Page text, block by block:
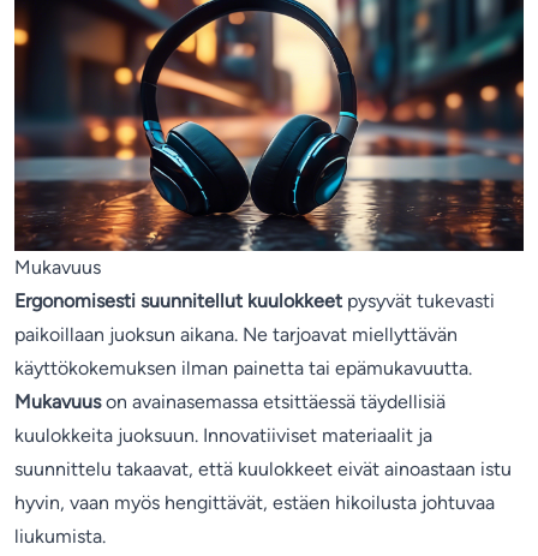
Mukavuus
Ergonomisesti suunnitellut kuulokkeetpysyvät tukevasti
paikoillaan juoksun aikana. Ne tarjoavat miellyttävän
käyttökokemuksen ilman painetta tai epämukavuutta.
Mukavuuson avainasemassa etsittäessä täydellisiä
kuulokkeita juoksuun. Innovatiiviset materiaalit ja
suunnittelu takaavat, että kuulokkeet eivät ainoastaan istu
hyvin, vaan myös hengittävät, estäen hikoilusta johtuvaa
liukumista.